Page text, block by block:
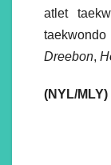
atlet
Dreebon,
(NYL/MLY)